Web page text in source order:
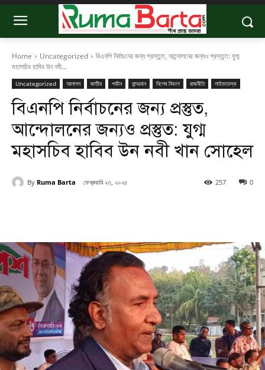
Home Uncategorized
বিএনপি নির্বাচনের জন্য প্রস্তুত, আন্দোলনের জন্যও প্রস্তুত: যুগ্ম
মহাসচিব হাবিব উন নবী...
Uncategorized আলাপন জাতীয় পর্যটন বান্দরবান বিশেষ বিভাগ রাজনীতি লাইফডেস্ক
বিএনপি নির্বাচনের জন্য প্রস্তুত,
আন্দোলনের জন্যও প্রস্তুত: যুগ্ম
মহাসচিব হাবিব উন নবী খান সোহেল
By Ruma Barta ফেব্রুয়ারি ২৩, ২০২৫ 0
257